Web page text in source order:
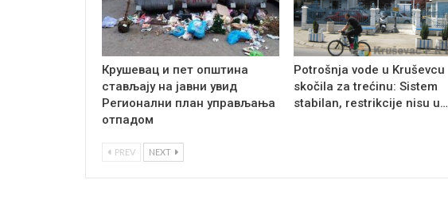
Крушевац и пет општина
стављају на јавни увид
Регионални план управљања
отпадом
Potrošnja vode u Kruševcu
skočila za trećinu: Sistem
stabilan, restrikcije nisu u…
PREV NEXT